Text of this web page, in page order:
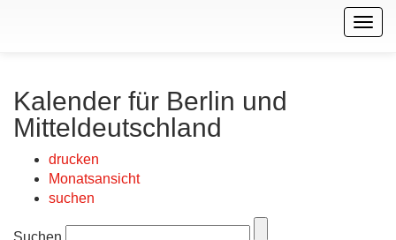
Kalender für Berlin und
Mitteldeutschland
drucken
Monatsansicht
suchen
Suchen